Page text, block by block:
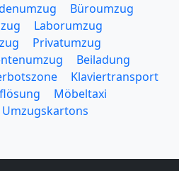
Büroumzug
Laborumzug
Privatumzug
Beiladung
Klaviertransport
Möbeltaxi
Umzugskartons